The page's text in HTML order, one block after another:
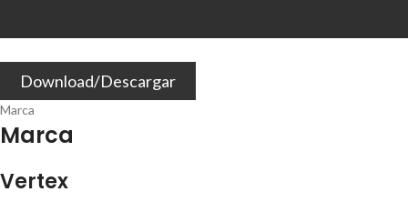
Download/Descargar
Marca
Marca
Vertex